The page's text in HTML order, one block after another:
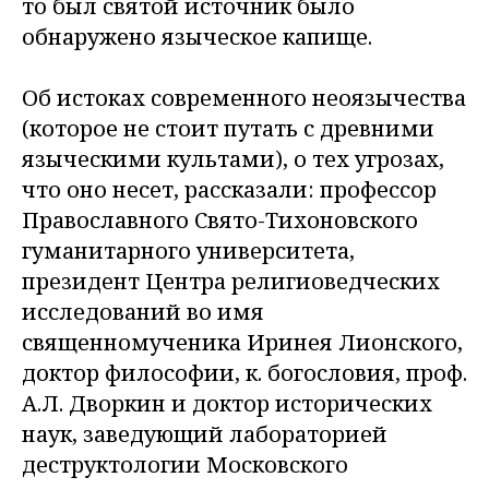
обнаружено языческое капище.
Об истоках современного неоязычества
(которое не стоит путать с древними
языческими культами), о тех угрозах,
что оно несет, рассказали: профессор
Православного Свято-Тихоновского
гуманитарного университета,
президент Центра религиоведческих
исследований во имя
священномученика Иринея Лионского,
доктор философии, к. богословия, проф.
А.Л. Дворкин и доктор исторических
наук, заведующий лабораторией
деструктологии Московского